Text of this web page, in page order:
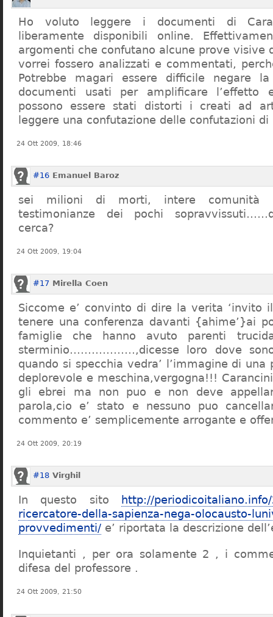
Ho voluto leggere i documenti di
liberamente disponibili online.
argomenti che confutano alcune prove visive
vorrei fossero analizzati e commentati,
Potrebbe magari essere difficile negare
documenti usati per amplificare l’effetto
possono essere stati distorti i creati ad
leggere una confutazione delle confutazioni di
24 Ott 2009, 18:46
#16 Emanuel Baroz
sei milioni di morti, intere comunità
testimonianze dei pochi
cerca?
24 Ott 2009, 19:04
#17 Mirella Coen
Siccome e’ convinto di dire la verita ‘invito
tenere una conferenza davanti {ahime’}ai
famiglie che hanno avuto parenti
sterminio………………,dicesse loro dove
quando si specchia vedra’ l’immagine di una
deplorevole e meschina,vergogna!!!
gli ebrei ma non puo e non deve
parola,cio e’ stato e nessuno puo
commento e’ semplicemente arrogante e
24 Ott 2009, 20:19
#18 Virghil
In questo sito
http://
ricercatore-della-sapienza-nega-olocausto-
provvedimenti/ e’ riportata la descrizione
Inquietanti , per ora solamente 2 , i
difesa del professore .
24 Ott 2009, 21:50